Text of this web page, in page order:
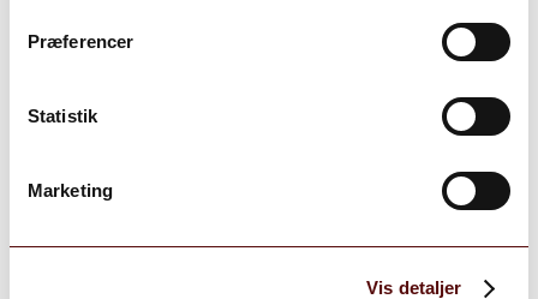
Præferencer
Statistik
Marketing
Vis detaljer